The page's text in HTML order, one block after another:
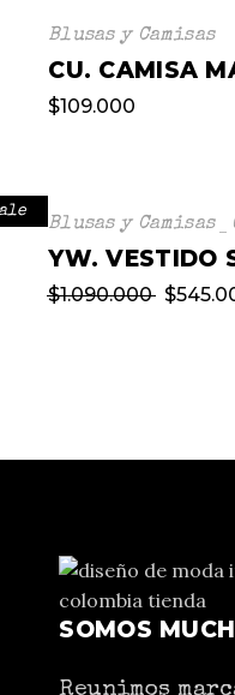
Blusas y Camisas
CU. CAMISA
$109.000
Blusas y Camisas
YW. VESTIDO
$1.090.000 $
SOMOS
Reunimos